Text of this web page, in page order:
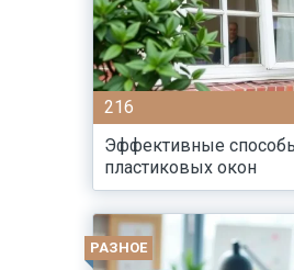
216
Эффективные
пластиковых окон
РАЗНОЕ